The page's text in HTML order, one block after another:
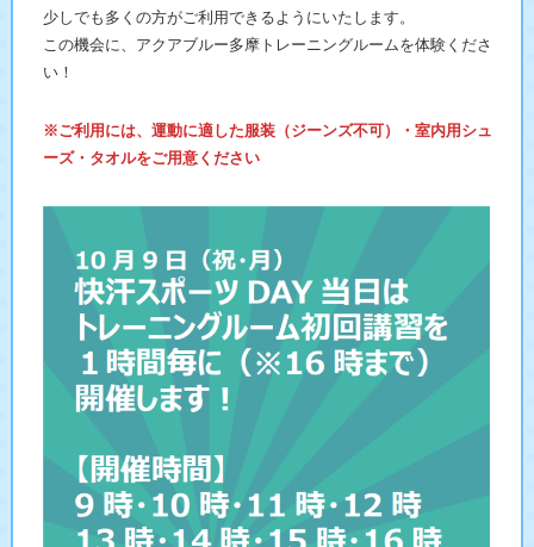
少しでも多くの方がご利用できるようにいたします。
この機会に、アクアブルー多摩トレーニングルームを体験くださ
い！
※ご利用には、運動に適した服装（ジーンズ不可）・室内用シュ
ーズ・タオルをご用意ください